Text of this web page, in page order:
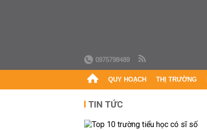
0975798489
QUY HOẠCH THỊ TRƯỜNG
TIN TỨC